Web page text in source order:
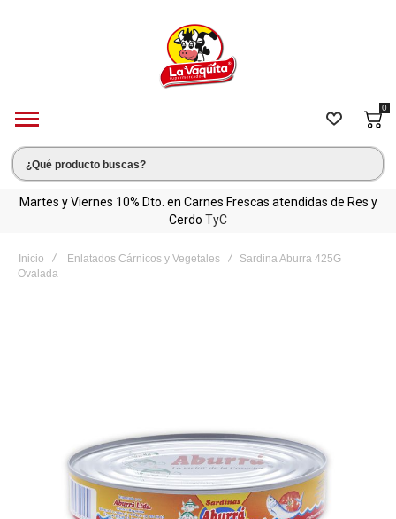
0
Martes y Viernes 10% Dto. en Carnes Frescas atendidas de Res y
Cerdo TyC
Inicio Enlatados Cárnicos y Vegetales
Sardina Aburra 425G
Ovalada